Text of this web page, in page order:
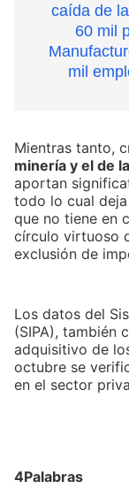
caída de
60 mil
mil
Mientras tanto,
minería y el de
aportan
todo lo cual
que no tiene en
círculo virtuoso
exclusión de
Los datos del
(SIPA), también
adquisitivo de
octubre se
en el sector
4Palabras